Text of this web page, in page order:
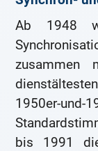
Ab 1948
zusammen
1950er-
bis 1991